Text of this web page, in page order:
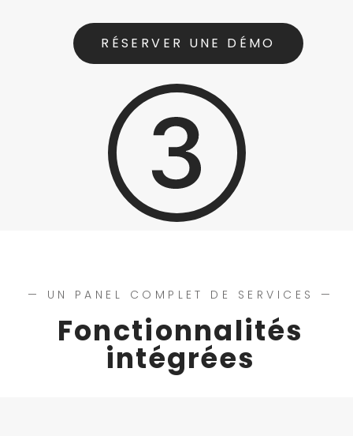
RÉSERVER UNE DÉMO
— UN PANEL COMPLET DE SERVICES —
Fonctionnalités
intégrées